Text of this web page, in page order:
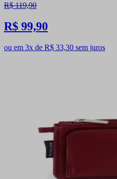
R$ 119,90
R$ 99,90
ou em 3x de R$ 33,30 sem juros